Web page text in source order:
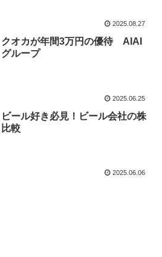
2025.08.27
クオカが年間3万円の優待 AIAI
グループ
2025.06.25
ビール好き必見！ビール会社の株
比較
2025.06.06